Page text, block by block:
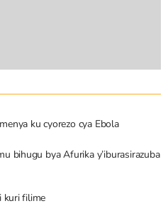
ku cyorezo cya Ebola
bihugu bya Afurika y’iburasirazuba
kuri filime